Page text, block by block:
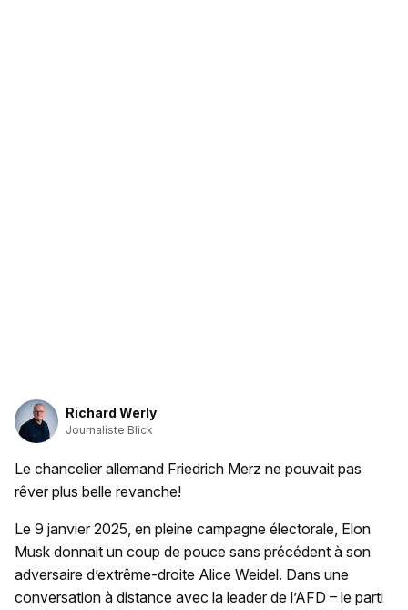
Richard Werly
Journaliste Blick
Le chancelier allemand Friedrich Merz ne pouvait pas
rêver plus belle revanche!
Le 9 janvier 2025, en pleine campagne électorale, Elon
Musk donnait un coup de pouce sans précédent à son
adversaire d’extrême-droite Alice Weidel. Dans une
conversation à distance avec la leader de l’AFD – le parti